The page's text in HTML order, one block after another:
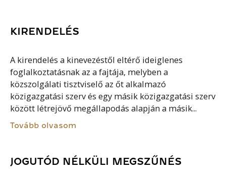
KIRENDELÉS
A kirendelés a kinevezéstől eltérő ideiglenes
foglalkoztatásnak az a fajtája, melyben a
közszolgálati tisztviselő az őt alkalmazó
közigazgatási szerv és egy másik közigazgatási szerv
között létrejövő megállapodás alapján a másik...
Tovább olvasom
JOGUTÓD NÉLKÜLI MEGSZŰNÉS